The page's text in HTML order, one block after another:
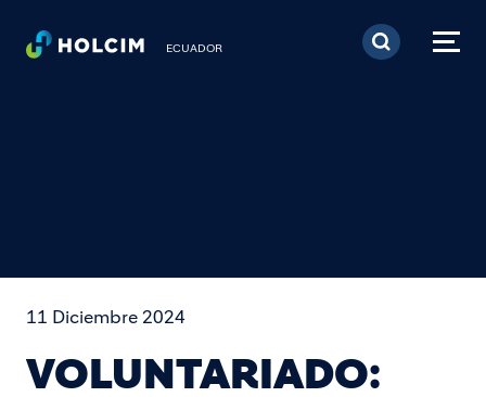
Pasar al contenido
ECUADOR
11 Diciembre 2024
VOLUNTARIADO: